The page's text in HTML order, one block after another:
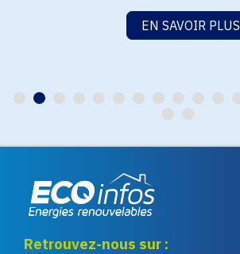
EN SAVOIR PLUS
renouvelables
Retrouvez-nous sur :